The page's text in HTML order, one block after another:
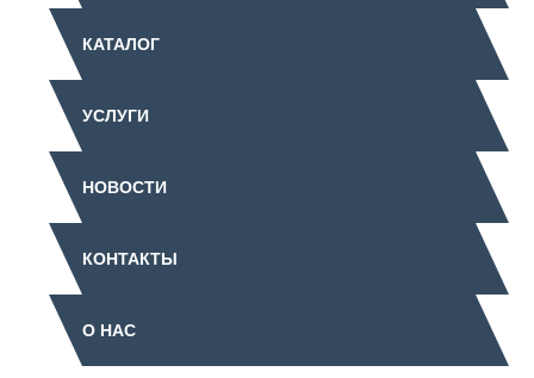
КАТАЛОГ
УСЛУГИ
НОВОСТИ
КОНТАКТЫ
О НАС